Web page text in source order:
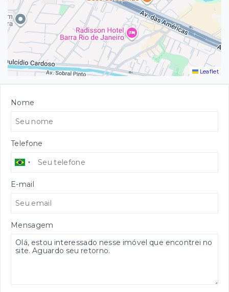
Leaflet
Nome
Telefone
E-mail
Mensagem